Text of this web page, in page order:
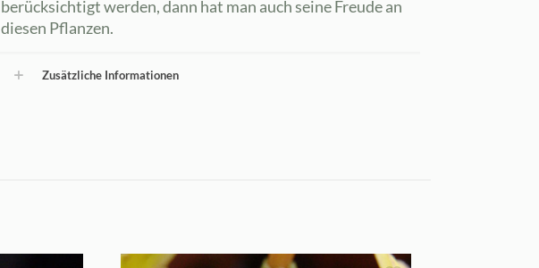
berücksichtigt werden, dann hat man auch seine Freude an
diesen Pflanzen.
Zusätzliche Informationen